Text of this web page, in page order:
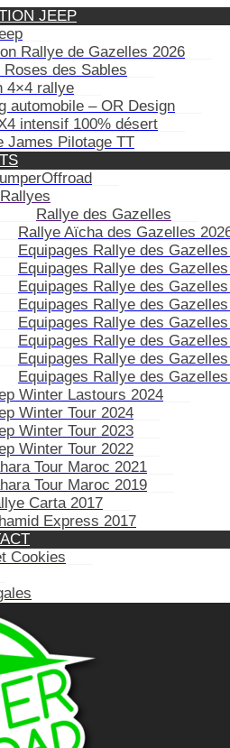
JEEP
Rallye de Gazelles 2026
Roses des Sables
4×4 rallye
automobile – OR Design
intensif 100% désert
James Pilotage TT
Rallyes
Rallye des Gazelles
Rallye Aïcha des Gazelles
Equipages Rallye des
Equipages Rallye des
Equipages Rallye des
Equipages Rallye des
Equipages Rallye des
Equipages Rallye des
Equipages Rallye des
Equipages Rallye des
Winter Lastours 2024
Winter Tour 2024
Winter Tour 2023
Winter Tour 2022
Tour Maroc 2021
Tour Maroc 2019
Carta 2017
Express 2017
Cookies